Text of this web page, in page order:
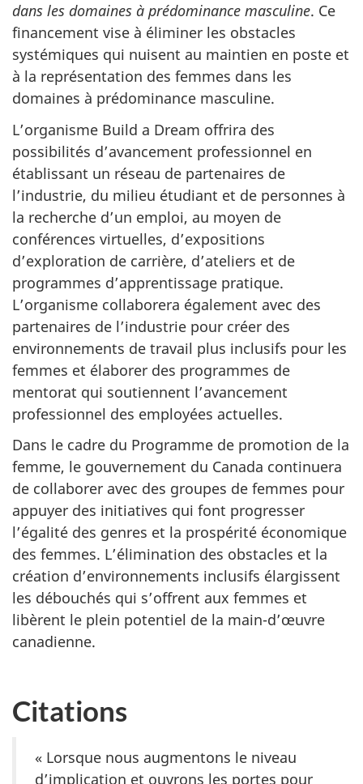
dans les domaines à prédominance masculine. Ce
financement vise à éliminer les obstacles
systémiques qui nuisent au maintien en poste et
à la représentation des femmes dans les
domaines à prédominance masculine.
L’organisme Build a Dream offrira des
possibilités d’avancement professionnel en
établissant un réseau de partenaires de
l’industrie, du milieu étudiant et de personnes à
la recherche d’un emploi, au moyen de
conférences virtuelles, d’expositions
d’exploration de carrière, d’ateliers et de
programmes d’apprentissage pratique.
L’organisme collaborera également avec des
partenaires de l’industrie pour créer des
environnements de travail plus inclusifs pour les
femmes et élaborer des programmes de
mentorat qui soutiennent l’avancement
professionnel des employées actuelles.
Dans le cadre du Programme de promotion de la
femme, le gouvernement du Canada continuera
de collaborer avec des groupes de femmes pour
appuyer des initiatives qui font progresser
l’égalité des genres et la prospérité économique
des femmes. L’élimination des obstacles et la
création d’environnements inclusifs élargissent
les débouchés qui s’offrent aux femmes et
libèrent le plein potentiel de la main-d’œuvre
canadienne.
Citations
« Lorsque nous augmentons le niveau
d’implication et ouvrons les portes pour